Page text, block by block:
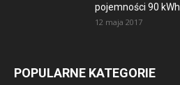
pojemności 90 kWh
12 maja 2017
POPULARNE KATEGORIE